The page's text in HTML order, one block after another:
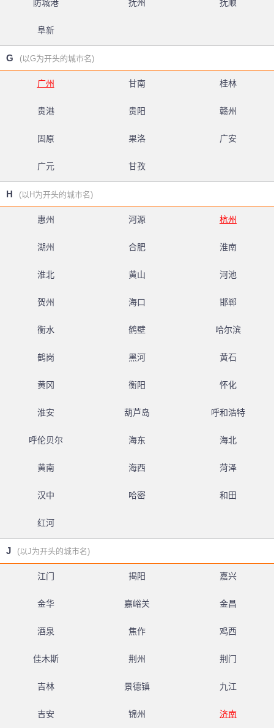
防城港 抚州 抚顺
阜新
G (以G为开头的城市名)
广州 甘南 桂林
贵港 贵阳 赣州
固原 果洛 广安
广元 甘孜
H (以H为开头的城市名)
惠州 河源 杭州
湖州 合肥 淮南
淮北 黄山 河池
贺州 海口 邯郸
衡水 鹤壁 哈尔滨
鹤岗 黑河 黄石
黄冈 衡阳 怀化
淮安 葫芦岛 呼和浩特
呼伦贝尔 海东 海北
黄南 海西 菏泽
汉中 哈密 和田
红河
J (以J为开头的城市名)
江门 揭阳 嘉兴
金华 嘉峪关 金昌
酒泉 焦作 鸡西
佳木斯 荆州 荆门
吉林 景德镇 九江
吉安 锦州 济南